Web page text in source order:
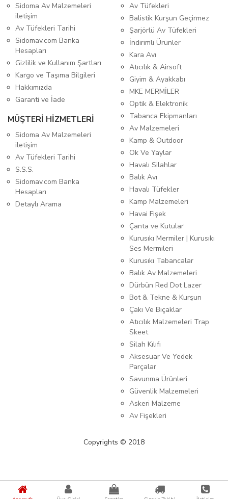
Sidoma Av Malzemeleri
iletişim
Av Tüfekleri Tarihi
Sidomav.com Banka
Hesapları
Gizlilik ve Kullanım Şartları
Kargo ve Taşıma Bilgileri
Hakkımızda
Garanti ve İade
MÜŞTERİ HİZMETLERİ
Sidoma Av Malzemeleri
iletişim
Av Tüfekleri Tarihi
S.S.S.
Sidomav.com Banka
Hesapları
Detaylı Arama
Av Tüfekleri
Balistik Kurşun Geçirmez
Şarjörlü Av Tüfekleri
İndirimli Ürünler
Kara Avı
Atıcılık & Airsoft
Giyim & Ayakkabı
MKE MERMİLER
Optik & Elektronik
Tabanca Ekipmanları
Av Malzemeleri
Kamp & Outdoor
Ok Ve Yaylar
Havalı Silahlar
Balık Avı
Havalı Tüfekler
Kamp Malzemeleri
Havai Fişek
Çanta ve Kutular
Kurusıkı Mermiler | Kurusıkı
Ses Mermileri
Kurusıkı Tabancalar
Balık Av Malzemeleri
Dürbün Red Dot Lazer
Bot & Tekne & Kurşun
Çakı Ve Bıçaklar
Atıcılık Malzemeleri Trap
Skeet
Silah Kılıfı
Aksesuar Ve Yedek
Parçalar
Savunma Ürünleri
Güvenlik Malzemeleri
Askeri Malzeme
Av Fişekleri
Copyrights © 2018
{%kategori_metaDescription%} {%KATEGORI_ADI%}